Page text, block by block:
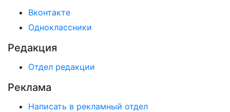
Вконтакте
Одноклассники
Редакция
Отдел редакции
Реклама
Написать в рекламный отдел